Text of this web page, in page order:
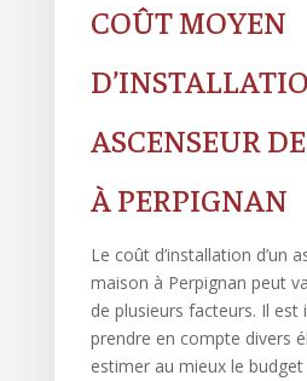
COÛT MOYEN
ASCENSEUR
À PERPIGNAN
Le coût d’installation d’un
maison à Perpignan peut
de plusieurs facteurs. Il est
prendre en compte divers
estimer au mieux le